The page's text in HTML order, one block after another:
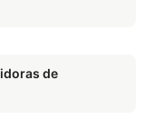
de